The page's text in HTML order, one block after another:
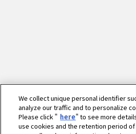
We collect unique personal identifier
analyze our traffic and to personalize
Please click " here" to see more
use cookies and the retention period of